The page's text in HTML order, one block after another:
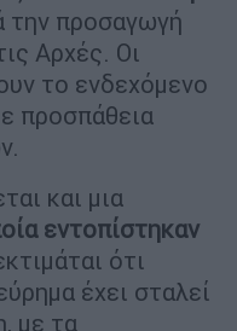
την προσαγωγή
Αρχές. Οι
το ενδεχόμενο
προσπάθεια
και μια
εντοπίστηκαν
ότι
έχει σταλεί
με τα